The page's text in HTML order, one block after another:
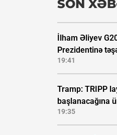
SON
İlham Əliyev
Prezidentinə
19:41
Tramp: TRIPP
başlanacağına
19:35